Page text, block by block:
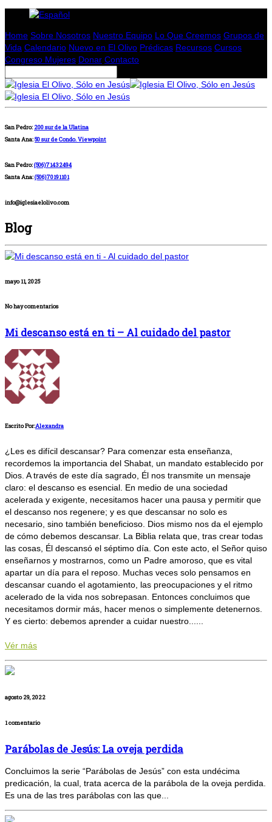
Home Sobre Nosotros Nuestro Equipo Lo Que Creemos Grupos de
Vida Calendario Nuevo en El Olivo Prédicas Recursos Cursos
Congreso Mujeres Donar Contacto
San Pedro: 200 sur de la Ulatina
Santa Ana:50 sur de Condo. Viewpoint
San Pedro:(506)71432494
Santa Ana:(506)70191101
info@iglesiaelolivo.com
Blog
mayo 11, 2025
No hay comentarios
Mi descanso está en ti – Al cuidado del pastor
Escrito Por:Alexandra
¿Les es difícil descansar? Para comenzar esta enseñanza,
recordemos la importancia del Shabat, un mandato establecido por
Dios. A través de este día sagrado, Él nos transmite un mensaje
claro: el descanso es esencial. En medio de una sociedad
acelerada y exigente, necesitamos hacer una pausa y permitir que
el descanso nos regenere; y es que descansar no solo es
necesario, sino también beneficioso. Dios mismo nos da el ejemplo
de cómo debemos descansar. La Biblia relata que, tras crear todas
las cosas, Él descansó el séptimo día. Con este acto, el Señor quiso
enseñarnos y mostrarnos, como un Padre amoroso, que es vital
apartar un día para el reposo. Muchas veces solo pensamos en
descansar cuando el agotamiento, las preocupaciones y el ritmo
acelerado de la vida nos sobrepasan. Entonces concluimos que
necesitamos dormir más, hacer menos o simplemente detenernos.
Y es cierto: debemos aprender a cuidar nuestro......
Vér más
agosto 29, 2022
1 comentario
Parábolas de Jesús: La oveja perdida
Concluimos la serie “Parábolas de Jesús” con esta undécima
predicación, la cual, trata acerca de la parábola de la oveja perdida.
Es una de las tres parábolas con las que...